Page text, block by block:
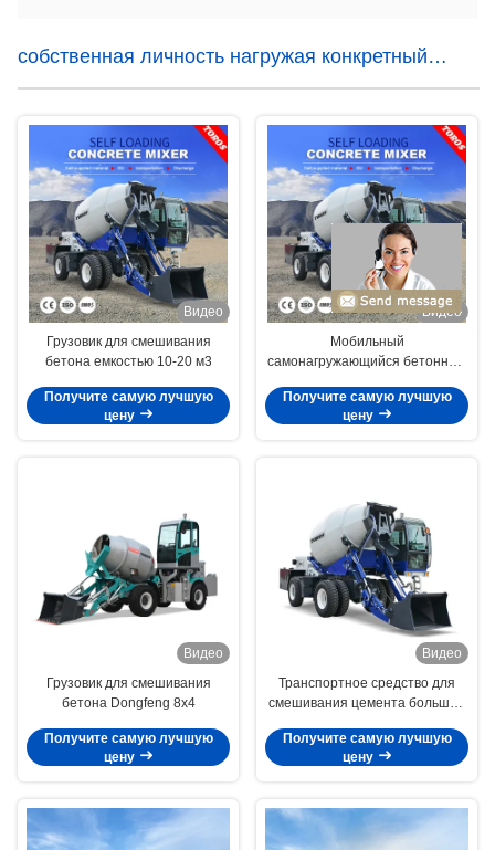
собственная личность нагружая конкретный
смеситель
Видео
Грузовик для смешивания
бетона емкостью 10-20 м3
Получите самую лучшую
цену
Видео
Мобильный
самонагружающийся бетонный
Автоматизированная работа
Получите самую лучшую
цену
Видео
Грузовик для смешивания
бетона Dongfeng 8x4
Получите самую лучшую
цену
Видео
Транспортное средство для
смешивания цемента большой
Получите самую лучшую
цену